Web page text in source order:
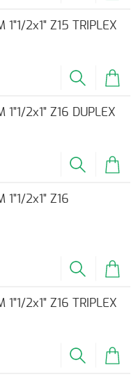
1"1/2x1" Z15 TRIPLEX
1"1/2x1" Z16 DUPLEX
1"1/2x1" Z16
1"1/2x1" Z16 TRIPLEX